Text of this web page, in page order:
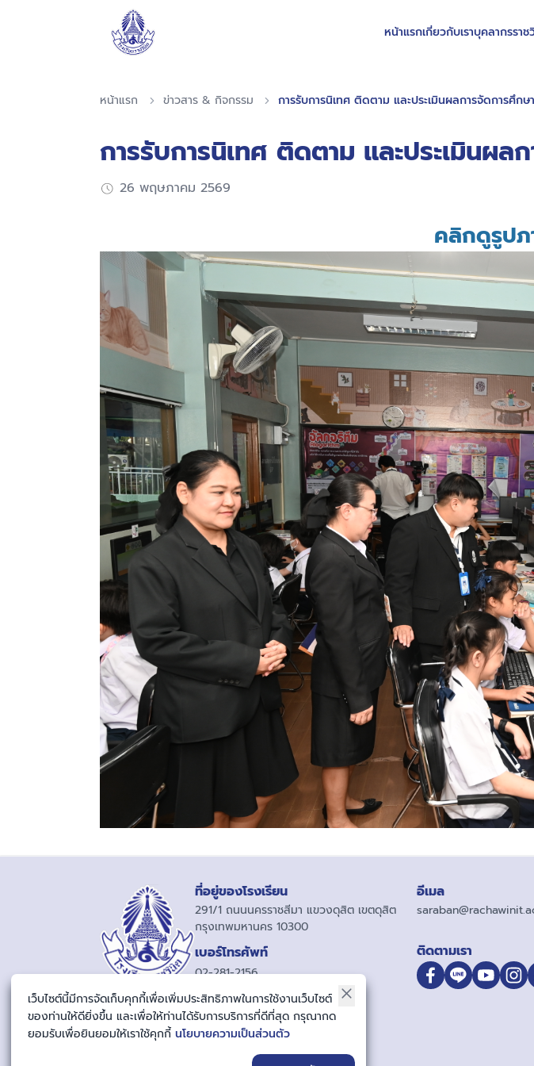
หน้าแรกเกี่ยวกับเราบุคลากรรา
หน้าแรก ข่าวสาร & กิจกรรม การรับการนิเทศ ติดตาม และประเมินผลการจัดการศึก
การรับการนิเทศ ติดตาม และประเมินผ
26 พฤษภาคม 2569
คลิกดูรูปภ
ที่อยู่ของโรงเรียน
291/1 ถนนนครราชสีมา แขวงดุสิต เขตดุสิต
กรุงเทพมหานคร 10300
อีเมล
เบอร์โทรศัพท์
02-281-2156
ติดตามเรา
เว็บไซต์นี้มีการจัดเก็บคุกกี้เพื่อเพิ่มประสิทธิภาพในการใช้งานเว็บไซต์
ของท่านให้ดียิ่งขึ้น และเพื่อให้ท่านได้รับการบริการที่ดีที่สุด กรุณากด
ยอมรับเพื่อยินยอมให้เราใช้คุกกี้ นโยบายความเป็นส่วนตัว